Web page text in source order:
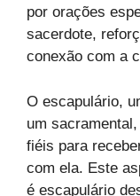
por orações
sacerdote,
conexão com a
O escapulário,
um
fiéis para
com ela. Este
é escapulário